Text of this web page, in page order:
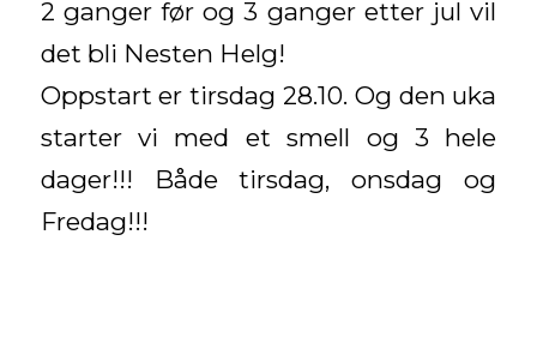
2 ganger før og 3 ganger etter jul vil
det bli Nesten Helg!
Oppstart er tirsdag 28.10. Og den uka
starter vi med et smell og 3 hele
dager!!! Både tirsdag, onsdag og
Fredag!!!